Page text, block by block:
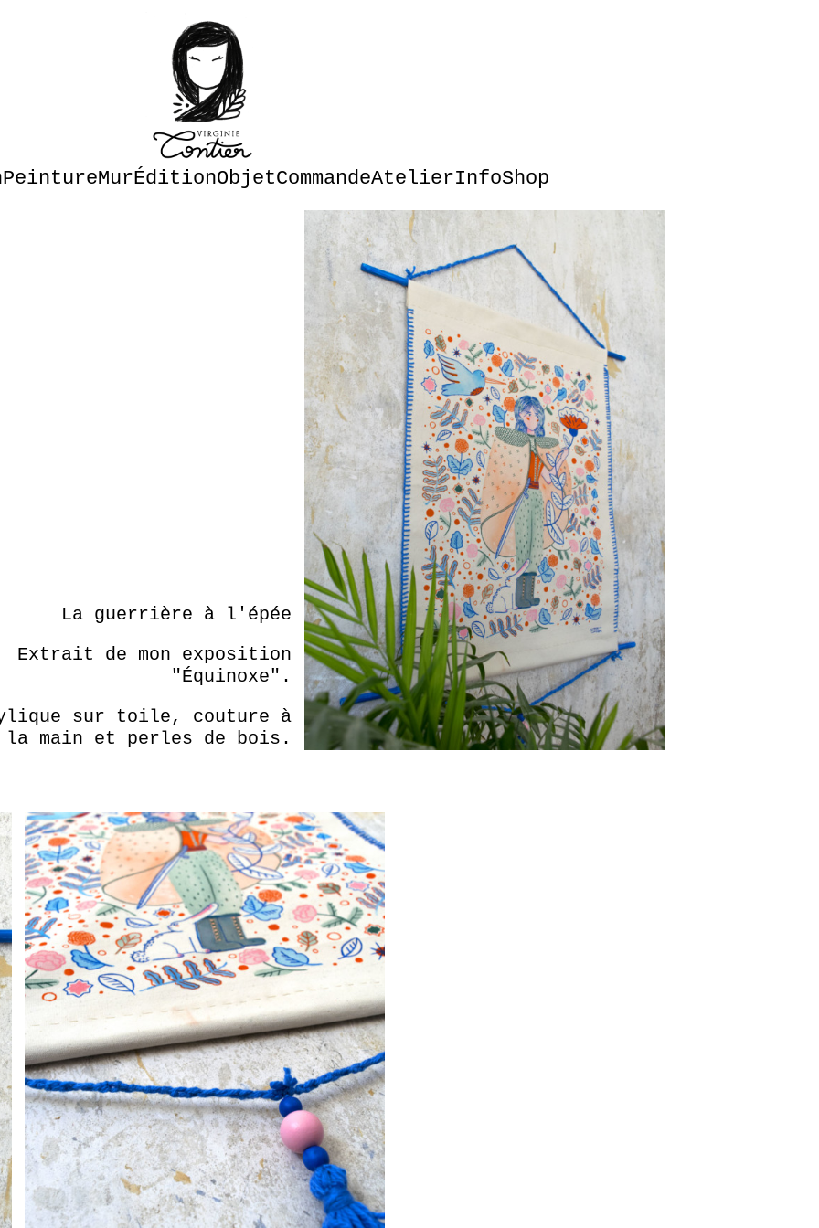
PeintureMurÉditionObjetCommandeAtelierInfoShop
La guerrière à l'épée
Extrait de mon exposition
"Équinoxe".
sur toile, couture à
la main et perles de bois.